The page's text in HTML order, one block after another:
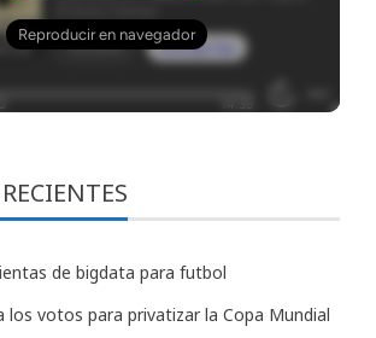
de bigdata para futbol
votos para privatizar la Copa Mundial